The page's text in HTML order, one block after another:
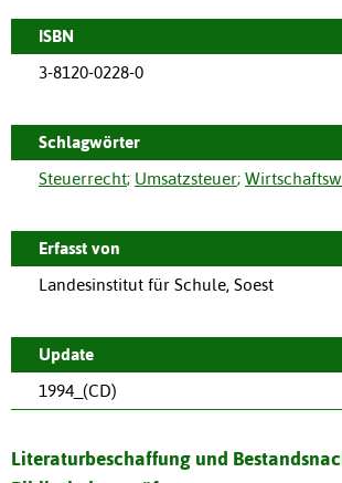
ISBN
3-8120-0228-0
Schlagwörter
Steuerrecht; Umsatzsteuer;
Erfasst von
Landesinstitut für Schule, Soest
Update
1994_(CD)
Literaturbeschaffung und